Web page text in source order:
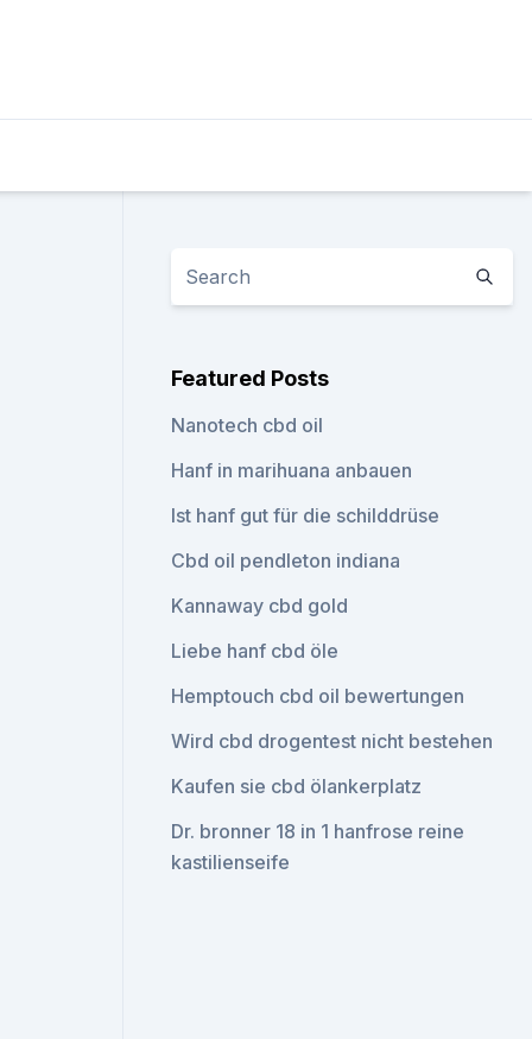
Featured Posts
Nanotech cbd oil
Hanf in marihuana anbauen
Ist hanf gut für die schilddrüse
Cbd oil pendleton indiana
Kannaway cbd gold
Liebe hanf cbd öle
Hemptouch cbd oil bewertungen
Wird cbd drogentest nicht bestehen
Kaufen sie cbd ölankerplatz
Dr. bronner 18 in 1 hanfrose reine
kastilienseife